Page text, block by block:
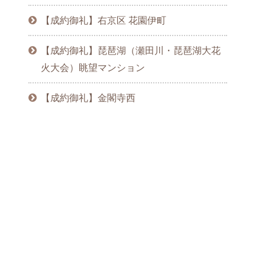
【成約御礼】右京区 花園伊町
【成約御礼】琵琶湖（瀬田川・琵琶湖大花
火大会）眺望マンション
【成約御礼】金閣寺西